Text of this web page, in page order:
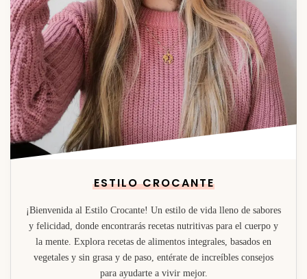
ESTILO CROCANTE
¡Bienvenida al Estilo Crocante! Un estilo de vida lleno de sabores
y felicidad, donde encontrarás recetas nutritivas para el cuerpo y
la mente. Explora recetas de alimentos integrales, basados en
vegetales y sin grasa y de paso, entérate de increíbles consejos
para ayudarte a vivir mejor.